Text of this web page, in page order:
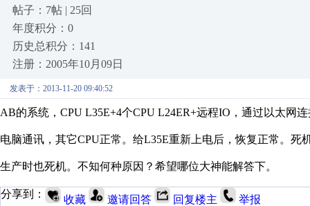
帖子：7帖 | 25回
年度积分：0
历史总积分：141
注册：2005年10月09日
发表于：2013-11-20 09:40:52
AB的系统，CPU L35E+4个CPU L24ER+远程IO，通过以太网
电脑通讯，其它CPU正常。给L35E重新上电后，恢复正常。
生产时也死机。不知何种原因？希望哪位大神能解答下。
分享到： 收藏 邀请回答 回复楼主 举报